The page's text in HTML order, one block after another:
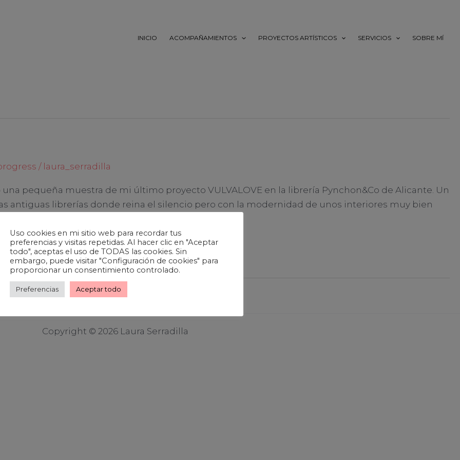
INICIO ACOMPAÑAMIENTOS PROYECTOS ARTÍSTICOS SERVICIOS SOBRE MÍ
/ laura_serradilla
pequeña muestra de mi último proyecto VULVALOVE en la librería Pynchon&Co de Alicante. Un
antiguas librerías donde reina el silencio pero con la modernidad de unos interiores muy bien
Copyright © 2026 Laura Serradilla
Uso cookies en mi sitio web para recordar tus
preferencias y visitas repetidas. Al hacer clic en "Aceptar
todo", aceptas el uso de TODAS las cookies. Sin
embargo, puede visitar "Configuración de cookies" para
proporcionar un consentimiento controlado.
Preferencias Aceptar todo